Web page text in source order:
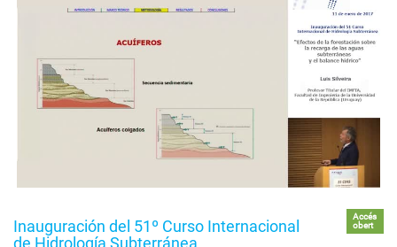
Inauguración del 51º Curso Internacional
de Hidrología Subterránea
Accés
obert